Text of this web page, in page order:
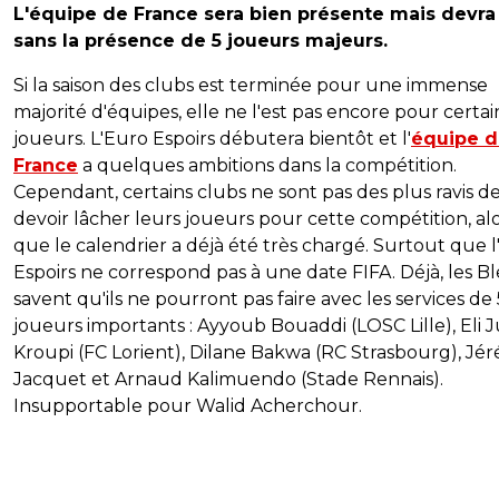
L'équipe de France sera bien présente mais
sans la présence de 5 joueurs majeurs.
Si la saison des clubs est terminée pour une immense
majorité d'équipes, elle ne l'est pas encore pour
joueurs. L'Euro Espoirs débutera bientôt et l'équipe
France a quelques ambitions dans la compétition.
Cependant, certains clubs ne sont pas des plus ravis
devoir lâcher leurs joueurs pour cette compétition,
que le calendrier a déjà été très chargé. Surtout que
Espoirs ne correspond pas à une date FIFA. Déjà, les
savent qu'ils ne pourront pas faire avec les services de
joueurs importants : Ayyoub Bouaddi (LOSC Lille), Eli
Kroupi (FC Lorient), Dilane Bakwa (RC Strasbourg),
Jacquet et Arnaud Kalimuendo (Stade Rennais).
Insupportable pour Walid Acherchour.